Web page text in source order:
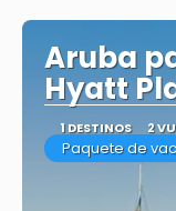
Aruba
Hyatt
1 DESTINOS 2
Paquete de